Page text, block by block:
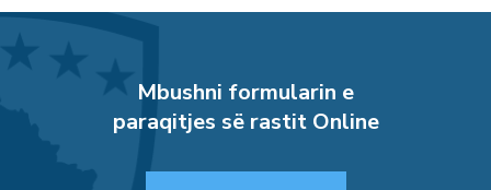
Mbushni formularin e
paraqitjes së rastit Online